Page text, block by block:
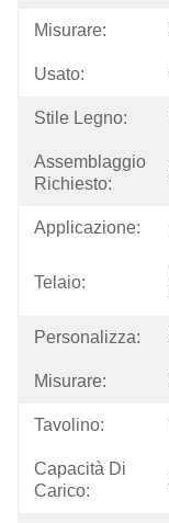
Misurare:
Usato:
Stile Legno:
Assemblaggio
Richiesto:
Applicazione:
Telaio:
Personalizza:
Misurare:
Tavolino:
Capacità Di
Carico: